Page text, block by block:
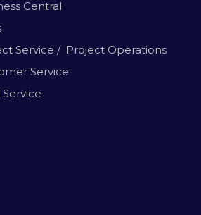
Central
Service / Project Operations
Service